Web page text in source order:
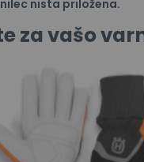
nista priložena.
za vašo